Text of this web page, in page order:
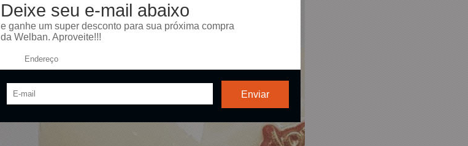
Deixe seu e-mail abaixo
e ganhe um super desconto para sua próxima compra
da Welban. Aproveite!!!